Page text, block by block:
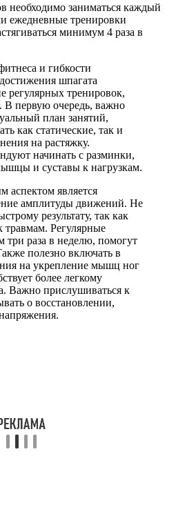
необходимо заниматься каждый
ежедневные тренировки
минимум 4 раза в
и гибкости
шпагата
регулярных тренировок,
В первую очередь, важно
план занятий,
как статические, так и
на растяжку.
начинать с разминки,
и суставы к нагрузкам.
аспектом является
амплитуды движений. Не
результату, так как
травмам. Регулярные
три раза в неделю, помогут
полезно включать в
на укрепление мышц ног
более легкому
Важно прислушиваться к
о восстановлении,